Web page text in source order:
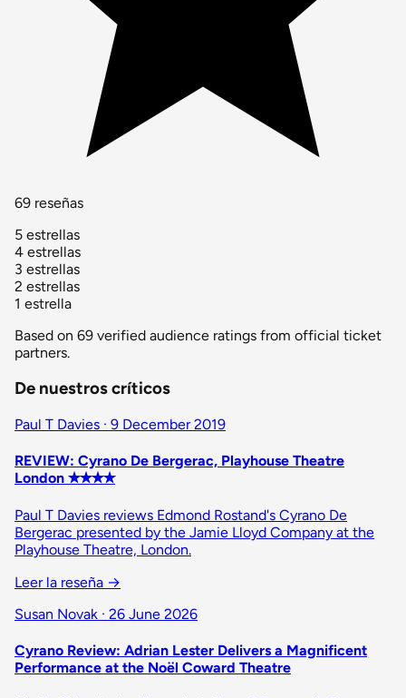
69 reseñas
5 estrellas
4 estrellas
3 estrellas
2 estrellas
1 estrella
Based on 69 verified audience ratings from official ticket
partners.
De nuestros críticos
Paul T Davies · 9 December 2019
REVIEW: Cyrano De Bergerac, Playhouse Theatre
London ✭✭✭✭
Paul T Davies reviews Edmond Rostand's Cyrano De
Bergerac presented by the Jamie Lloyd Company at the
Playhouse Theatre, London.
Leer la reseña →
Susan Novak · 26 June 2026
Cyrano Review: Adrian Lester Delivers a Magnificent
Performance at the Noël Coward Theatre